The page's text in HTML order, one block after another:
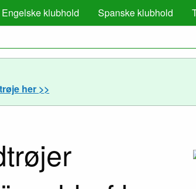
Engelske klubhold Spanske klubhold
her >>